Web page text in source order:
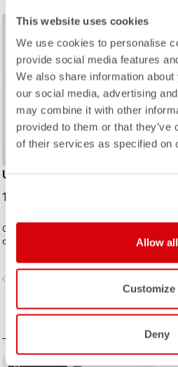
This website uses cookies
We use cookies to personalise
provide social media features
We also share information
our social media, advertising
may combine it with other
provided to them or that
of their services as specified on
Allow all
Customize
Deny
UNLIMITED PUFFY VEST
199,95 €
Gilet caldo ma estremamente
compatto per le tue avventure o le
antivento in microfibra intrecciata
con isolamento Polartec® Alpha®
CONFRONTA